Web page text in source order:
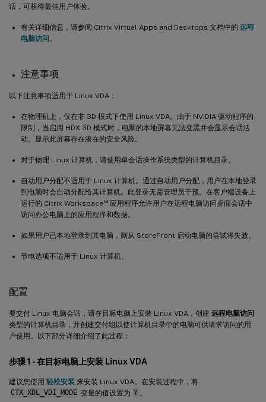
话，可获得最佳用户体验。
有关详细信息，请参阅 Citrix Virtual Apps and Desktops 文档中的 远程
电脑访问。
注意事项
以下注意事项适用于 Linux VDA：
在物理机上，仅在非 3D 模式下使用 Linux VDA。由于 NVIDIA 驱动程序的
限制，当启用 HDX 3D 模式时，电脑的本地屏幕无法变黑并会显示会话活
动。显示此屏幕存在潜在的安全风险。
对于物理 Linux 计算机，请使用单会话操作系统类型的计算机目录。
自动用户分配不适用于 Linux 计算机。通过自动用户分配，用户在本地登录
到电脑时会自动分配给其计算机。此登录无需管理员干预。在客户端设备上
运行的 Citrix Workspace™应用程序允许用户在远程电脑访问桌面会话中
访问办公电脑上的应用程序和数据。
如果用户已本地登录到其电脑，则从 StoreFront 启动电脑的尝试将失败。
节电选项不适用于 Linux 计算机。
配置
要交付 Linux 电脑会话，请在目标电脑上安装 Linux VDA，创建 远程电脑访问
类型的计算机目录，并创建交付组以使计算机目录中的电脑可供请求访问的用
户使用。以下部分详细介绍了此过程：
步骤 1 - 在目标电脑上安装 Linux VDA
建议您使用 轻松安装 来安装 Linux VDA。在安装过程中，将
CTX_XDL_VDI_MODE 变量的值设置为 Y 。